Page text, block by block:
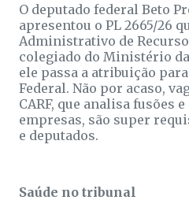
O deputado federal Beto
apresentou o PL 2665/26
Administrativo de
colegiado do Ministério da
ele passa a atribuição
Federal. Não por acaso,
CARF, que analisa fusões
empresas, são super
e deputados.
Saúde no tribunal